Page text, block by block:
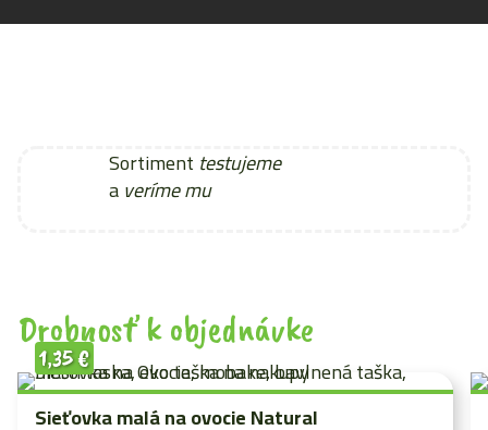
Sortiment testujeme
averíme mu
Drobnosť k objednávke
Sieťovka malá na ovocie Natural
1,35€